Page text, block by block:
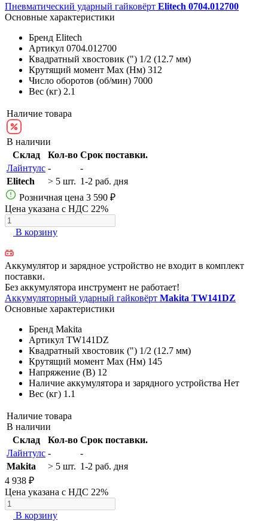
Пневматический ударный гайковёрт Elitech 0704.012700
Основные характеристики
Бренд Elitech
Артикул 0704.012700
Квадратный хвостовик (") 1/2 (12.7 мм)
Крутящий момент Max (Нм) 312
Число оборотов (об/мин) 7000
Вес (кг) 2.1
Наличие товара
В наличии
Склад
Кол-во Срок поставки.
Лайнтулс -
-
Elitech
> 5 шт. 1-2 раб. дня
Розничная цена 3 590 ₽
Цена указана с НДС 22%
В корзину
Аккумулятор и зарядное устройство не входит в комплект
поставки.
Без аккумулятора инструмент не работает!
Аккумуляторный ударный гайковёрт Makita TW141DZ
Основные характеристики
Бренд Makita
Артикул TW141DZ
Квадратный хвостовик (") 1/2 (12.7 мм)
Крутящий момент Max (Нм) 145
Напряжение (В) 12
Наличие аккумулятора и зарядного устройства Нет
Вес (кг) 1.1
Наличие товара
В наличии
Склад
Кол-во Срок поставки.
Лайнтулс -
-
Makita
> 5 шт. 1-2 раб. дня
4 938 ₽
Цена указана с НДС 22%
В корзину